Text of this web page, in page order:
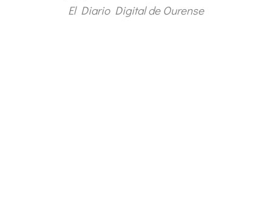
El Diario Digital de Ourense